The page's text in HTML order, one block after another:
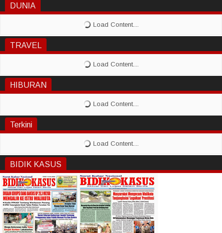
DUNIA
TRAVEL
HIBURAN
Terkini
BIDIK KASUS